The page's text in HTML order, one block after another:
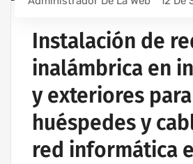
Instalación de
inalámbrica en
y exteriores para
huéspedes y
red informática